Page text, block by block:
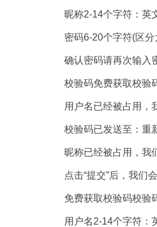
昵称2-14个字符：英
密码6-20个字符(区分
确认密码请再次输入
校验码免费获取校验码
用户名已经被占用，我
校验码已发送至：重
昵称已经被占用，我们
点击“提交”后，我们会
免费获取校验码校验
用户名2-14个字符：